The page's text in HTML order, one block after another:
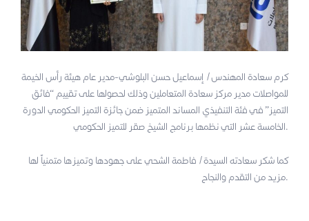
كرم سعادة المهندس/ إسماعيل حسن البلوشي-مدير عام هيئة رأس الخيمة
للمواصلات مدير مركز سعادة المتعاملين وذلك لحصولها على تقييم “فائق
التميز” في فئة التنفيذي المساند المتميز ضمن جائزة التميز الحكومي الدورة
الخامسة عشر التي نظمها برنامج الشيخ صقر للتميز الحكومي.
كما شكر سعادته السيدة/ فاطمة الشحي على جهودها وتميزها متمنياً لها
مزيد من التقدم والنجاح.